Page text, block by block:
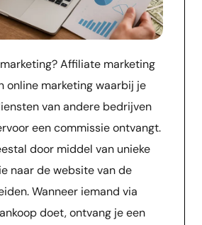
Affiliate marketing
online marketing waarbij je
van andere bedrijven
een commissie ontvangt.
door middel van unieke
naar de website van de
Wanneer iemand via
doet, ontvang je een